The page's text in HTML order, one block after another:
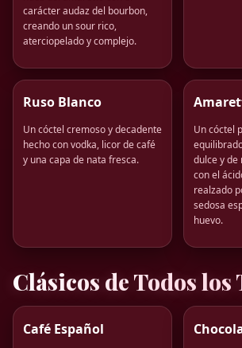
carácter audaz del bourbon,
creando un sour rico,
aterciopelado y complejo.
Ruso Blanco
Un cóctel cremoso y decadente
hecho con vodka, licor de café
y una capa de nata fresca.
Un cóctel
dulce y de
con el
realzado
sedosa
huevo.
Clásicos de Todos los
Café Español